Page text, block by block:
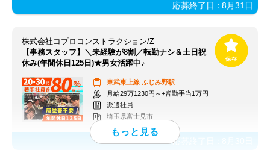
応募終了日：8月31日
株式会社コプロコンストラクション/Z
【事務スタッフ】＼未経験が8割／転勤ナシ＆土日祝
休み(年間休日125日)★男女活躍中♪
東武東上線 ふじみ野駅
月給29万1230円～+皆勤手当1万円
派遣社員
埼玉県富士見市
応募終了日：